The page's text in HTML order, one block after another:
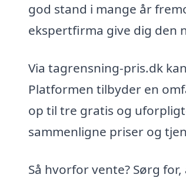
god stand i mange år
ekspertfirma give dig den
Via tagrensning-pris.dk
Platformen tilbyder en
op til tre gratis og
sammenligne priser og
Så hvorfor vente? Sørg